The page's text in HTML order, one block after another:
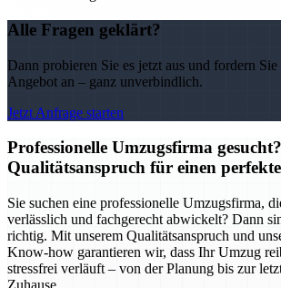
Alle Fragen geklärt?
Dann probieren Sie es jetzt aus und fordern
Angebot an – ganz unverbindlich.
Jetzt Anfrage starten
Professionelle Umzugsfirma
Qualitätsanspruch für einen
Sie suchen eine professionelle Umzugsfirma,
verlässlich und fachgerecht abwickelt? Dann
richtig. Mit unserem Qualitätsanspruch und
Know-how garantieren wir, dass Ihr Umzug
stressfrei verläuft – von der Planung bis zur
Zuhause.